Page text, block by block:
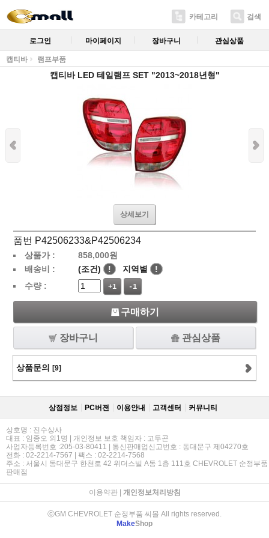
카테고리 검색
로그인 마이페이지 장바구니 관심상품
캡티바 램프부품
캡티바 LED 테일램프 SET "2013~2018년형"
상세보기
품번 P42506233&P42506234
상품가 : 858,000원
배송비 :
(조건) ! 지역별
!
수량 :
+1 -1
구매하기
장바구니 관심상품
상품문의 [9]
상점정보 PC버젼 이용안내 고객센터 커뮤니티
상호명 : 진수상사
대표 : 임종오 외1명 | 개인정보 보호 책임자 : 고두곤
사업자등록번호 :205-03-80411 | 통신판매업신고번호 : 동대문구 제04270호
전화 : 02-2214-7567 | 팩스 : 02-2214-7568
주소 : 서울시 동대문구 한천로 42 위더스빌 A동 1층 111호 CHEVROLET 순정부품
판매점
이용약관| 개인정보처리방침
ⓒGM CHEVROLET 순정부품 씨몰 All rights reserved.
MakeShop